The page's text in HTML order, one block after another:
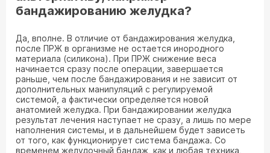
бандажированию желудка?
Да, вполне. В отличие от бандажирования желудка,
после ПРЖ в организме не остается инородного
материала (силикона). При ПРЖ снижение веса
начинается сразу после операции, завершается
раньше, чем после бандажирования и не зависит от
дополнительных манипуляций с регулируемой
системой, а фактически определяется новой
анатомией желудка. При бандажировании желудка
результат лечения наступает не сразу, а лишь по мере
наполнения системы, и в дальнейшем будет зависеть
от того, как функционирует система бандажа. Со
временем желудочный бандаж, как и любая техника,